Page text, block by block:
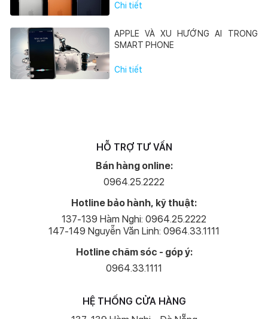
Chi tiết
APPLE VÀ XU HƯỚNG AI TRONG
SMART PHONE
Chi tiết
HỖ TRỢ TƯ VẤN
Bán hàng online:
0964.25.2222
Hotline bảo hành, kỹ thuật:
137-139 Hàm Nghi: 0964.25.2222
147-149 Nguyễn Văn Linh: 0964.33.1111
Hotline chăm sóc - góp ý:
0964.33.1111
HỆ THỐNG CỬA HÀNG